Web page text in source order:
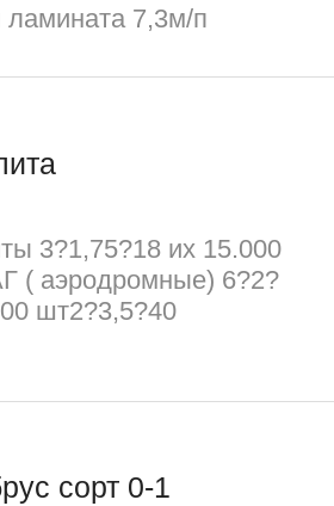
7,3м/п
3?1,75?18 их 15.000
( аэродромные) 6?2?
шт2?3,5?40
сорт 0-1